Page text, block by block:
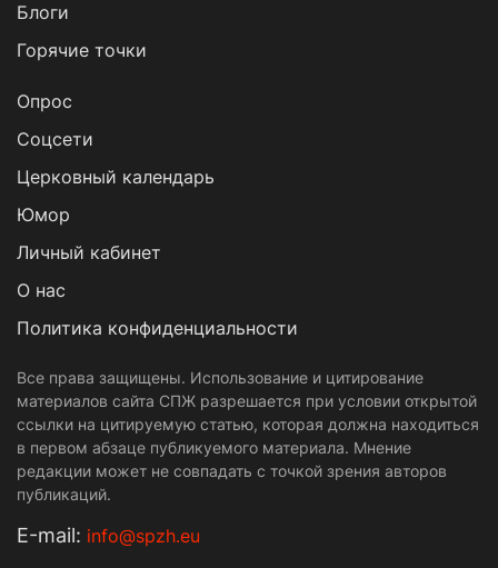
Блоги
Горячие точки
Опрос
Cоцсети
Церковный календарь
Юмор
Личный кабинет
О нас
Политика конфиденциальности
Все права защищены. Использование и цитирование
материалов сайта СПЖ разрешается при условии открытой
ссылки на цитируемую статью, которая должна находиться
в первом абзаце публикуемого материала. Мнение
редакции может не совпадать с точкой зрения авторов
публикаций.
Е-mail: info@spzh.eu